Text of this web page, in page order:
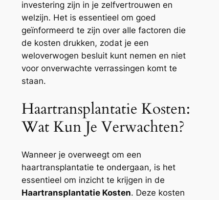
investering zijn in je zelfvertrouwen en
welzijn. Het is essentieel om goed
geïnformeerd te zijn over alle factoren die
de kosten drukken, zodat je een
weloverwogen besluit kunt nemen en niet
voor onverwachte verrassingen komt te
staan.
Haartransplantatie Kosten:
Wat Kun Je Verwachten?
Wanneer je overweegt om een
haartransplantatie te ondergaan, is het
essentieel om inzicht te krijgen in de
Haartransplantatie Kosten. Deze kosten